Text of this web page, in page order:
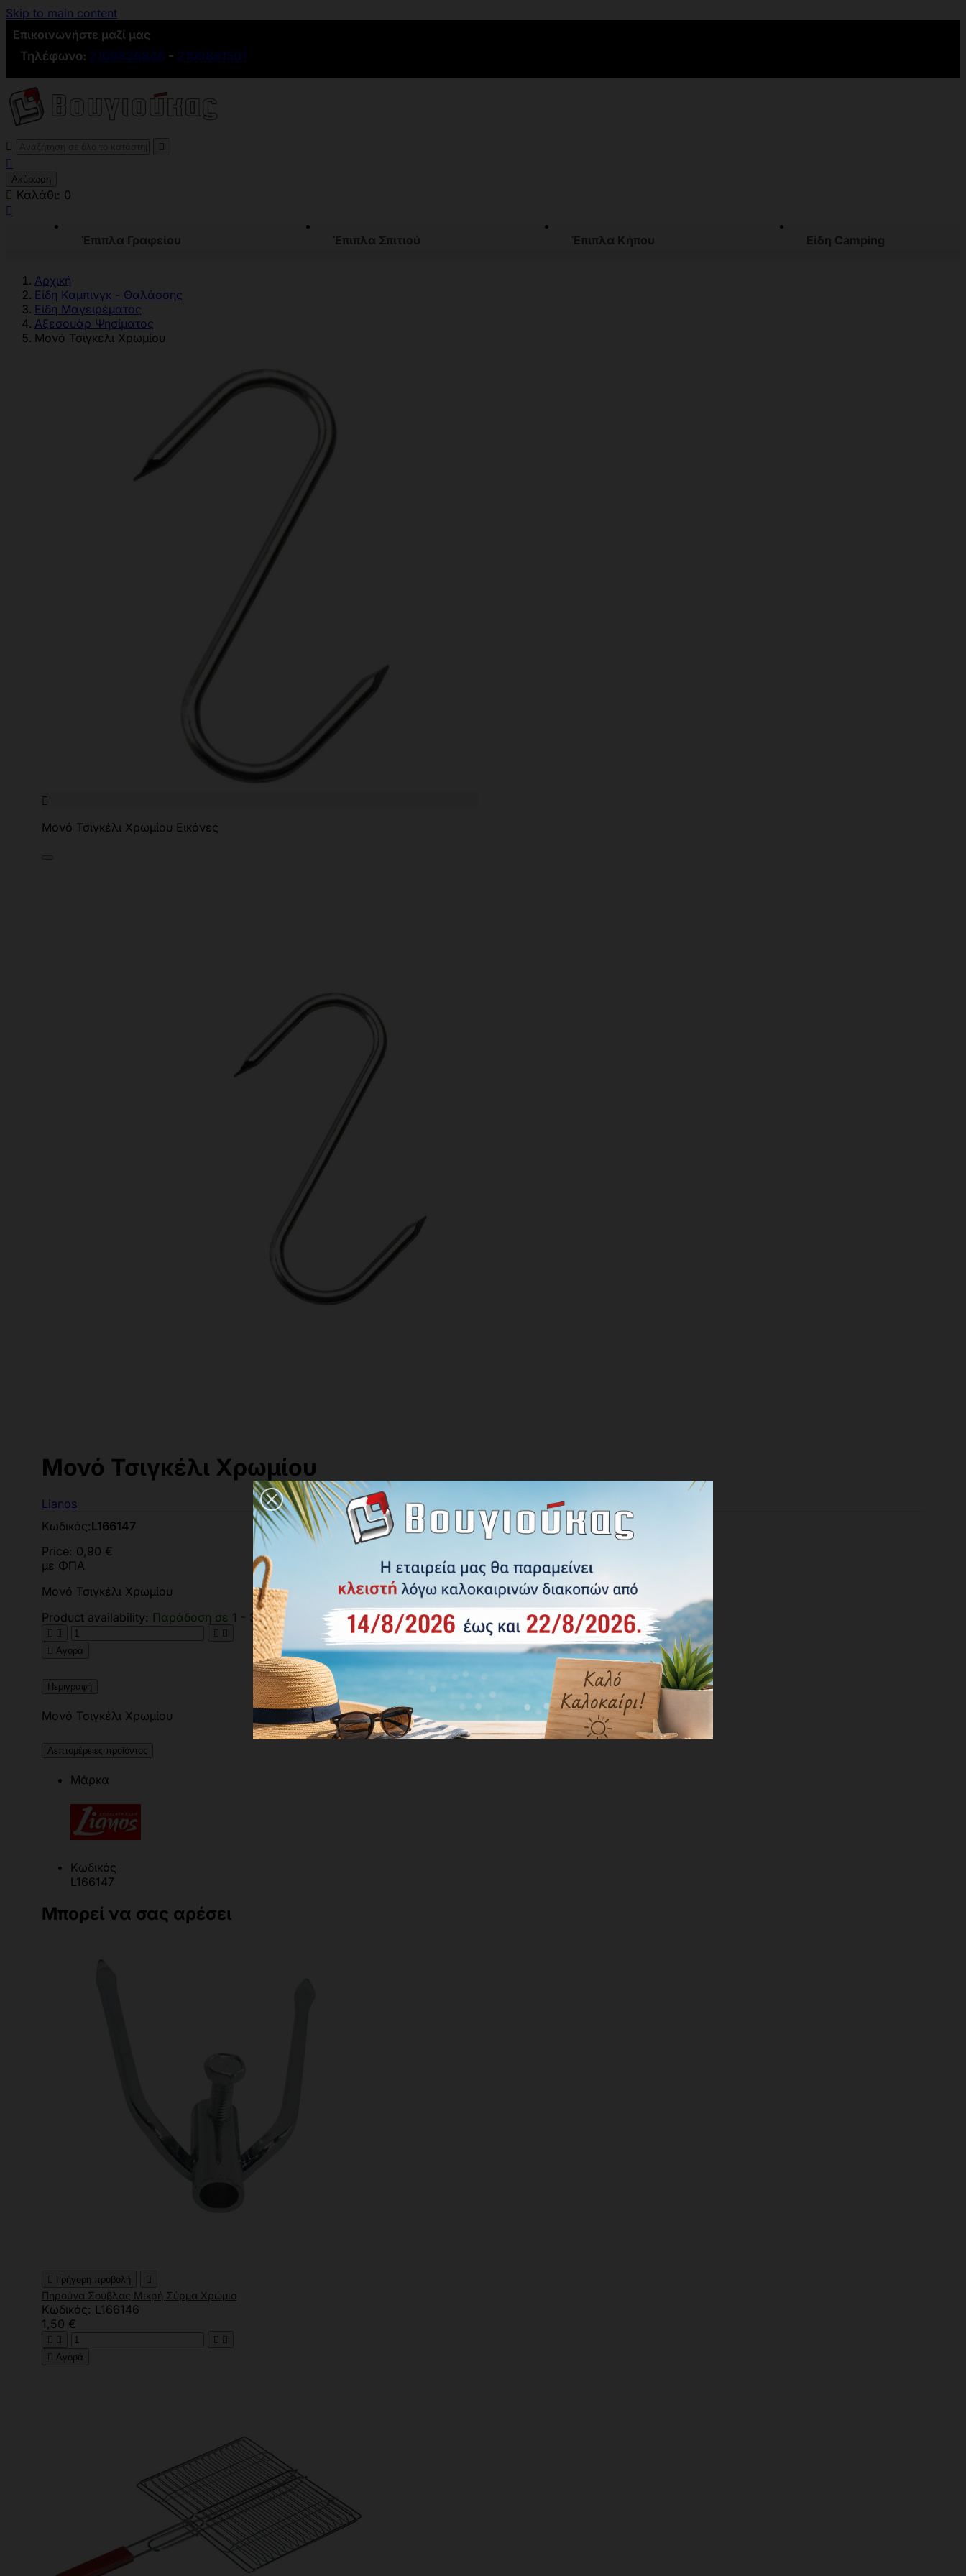
Skip to main content
Επικοινωνήστε μαζί μας
Τηλέφωνο: 2109836846 - 2109881501
 

Ακύρωση
 Καλάθι: 0

Έπιπλα Γραφείου Έπιπλα Σπιτιού Έπιπλα Κήπου Είδη Camping
Αρχική
Είδη Καμπινγκ - Θαλάσσης
Είδη Μαγειρέματος
Αξεσουάρ Ψησίματος
Μονό Τσιγκέλι Χρωμίου

Μονό Τσιγκέλι Χρωμίου Εικόνες
Μονό Τσιγκέλι Χρωμίου
Lianos
Κωδικός:L166147
Price: 0,90 €
με ΦΠΑ
Μονό Τσιγκέλι Χρωμίου
Product availability: Παράδοση σε 1 - 3 ημέρες
   
 Αγορά
Περιγραφή
Μονό Τσιγκέλι Χρωμίου
Λεπτομέρειες προϊόντος
Μάρκα
Κωδικός
L166147
Μπορεί να σας αρέσει
 Γρήγορη προβολή 
Πηρούνα Σούβλας Μικρή Σύρμα Χρώμιο
Κωδικός: L166146
1,50 €
   
 Αγορά